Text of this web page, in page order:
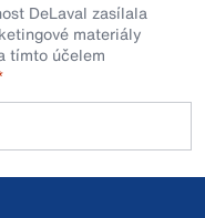
DeLaval zasílala
materiály
tímto účelem